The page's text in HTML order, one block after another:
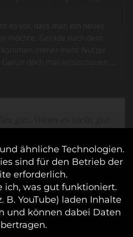
OSCAR WILDE
·Pearl of Africa·Zeitlinie ·
Beitrag·Fediverse